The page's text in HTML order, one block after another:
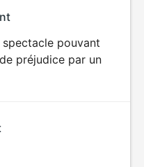
pouvant
préjudice par un